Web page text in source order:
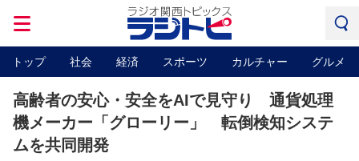
トップ 社会 経済 スポーツ カルチャー グルメ
高齢者の安心・安全をAIで見守り 通貨処理
機メーカー「グローリー」 転倒検知システ
ムを共同開発